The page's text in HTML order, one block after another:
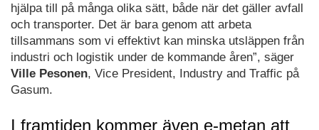
hjälpa till på många olika sätt, både när det gäller avfall
och transporter. Det är bara genom att arbeta
tillsammans som vi effektivt kan minska utsläppen från
industri och logistik under de kommande åren”, säger
Ville Pesonen, Vice President, Industry and Traffic på
Gasum.
I framtiden kommer även e-metan att